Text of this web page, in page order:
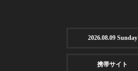
2026.08.09 Sunday
携帯サイト